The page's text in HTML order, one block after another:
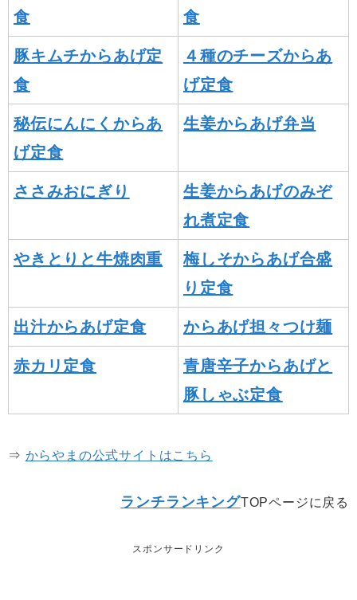
食 食
豚キムチからあげ定
食
４種のチーズからあ
げ定食
秘伝にんにくからあ
げ定食
生姜からあげ弁当
ささみおにぎり
生姜からあげのみぞ
れ煮定食
やきとりと牛焼肉重
梅しそからあげ合盛
り定食
出汁からあげ定食 からあげ担々つけ麺
赤カリ定食
青唐辛子からあげと
豚しゃぶ定食
⇒ からやまの公式サイトはこちら
ランチランキングTOPページに戻る
スポンサードリンク